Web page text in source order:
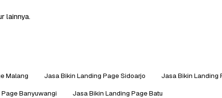
lainnya.
Malang Jasa Bikin Landing Page Sidoarjo Jasa Bikin Landing
Banyuwangi Jasa Bikin Landing Page Batu